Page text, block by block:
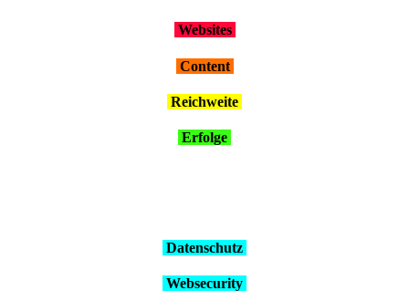
Web­sites
Con­tent
Reich­wei­te
Erfol­ge
Daten­schutz
Web­se­cu­ri­ty